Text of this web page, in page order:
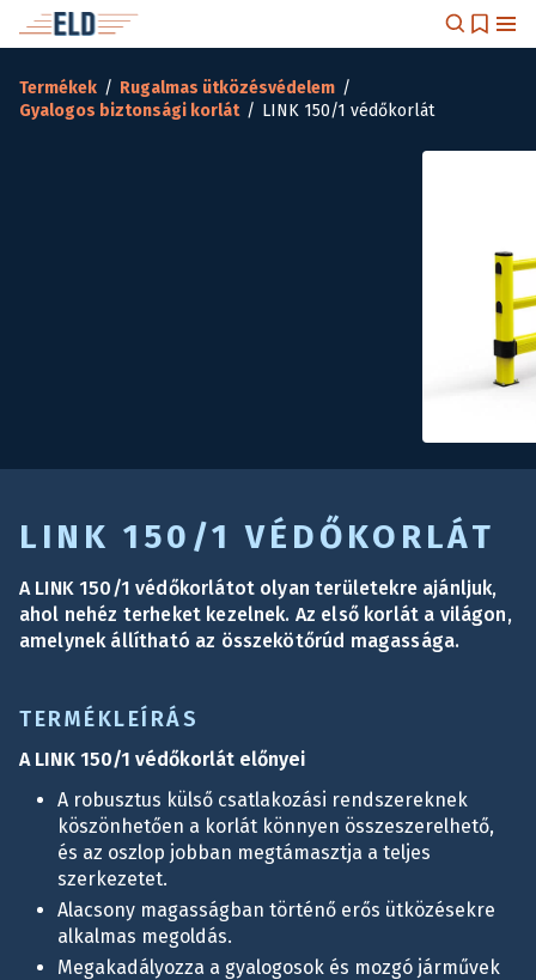
Termékek / Rugalmas ütközésvédelem /
Gyalogos biztonsági korlát / LINK 150/1 védőkorlát
LINK 150/1 VÉDŐKORLÁT
A LINK 150/1 védőkorlátot olyan területekre ajánljuk,
ahol nehéz terheket kezelnek. Az első korlát a világon,
amelynek állítható az összekötőrúd magassága.
TERMÉKLEÍRÁS
A LINK 150/1 védőkorlát előnyei
A robusztus külső csatlakozási rendszereknek
köszönhetően a korlát könnyen összeszerelhető,
és az oszlop jobban megtámasztja a teljes
szerkezetet.
Alacsony magasságban történő erős ütközésekre
alkalmas megoldás.
Megakadályozza a gyalogosok és mozgó járművek